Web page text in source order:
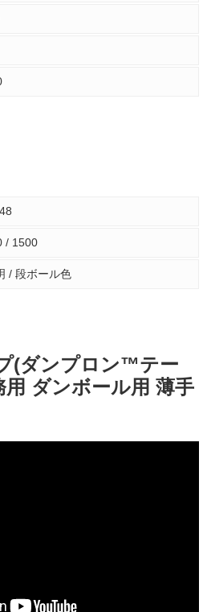
/ 1500
/ 段ボール色
(ダンプロン™テー
用 ダンボール用 薄手